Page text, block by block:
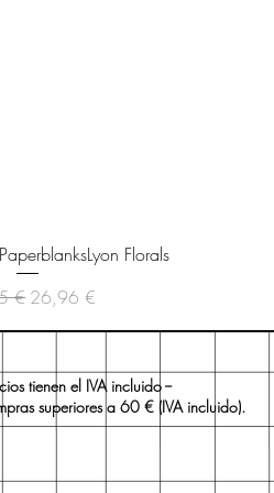
rápida
Florals
€ Precio de oferta
26,96 €
tienen el IVA incluido --
superiores a 60 € (IVA incluido).